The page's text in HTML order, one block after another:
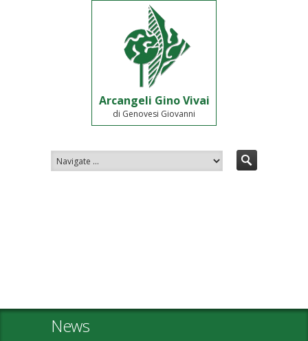
Arcangeli Gino Vivai
di Genovesi Giovanni
News